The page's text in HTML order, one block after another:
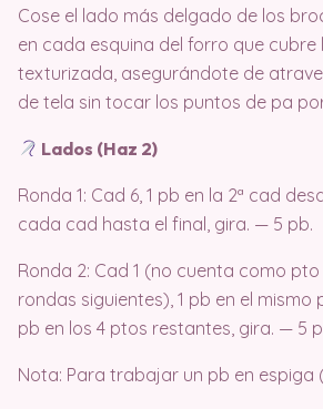
Cose el lado más delgado de los
en cada esquina del forro que cubre
texturizada, asegurándote de
de tela sin tocar los puntos de pa
Lados (Haz 2)
Ronda 1: Cad 6, 1 pb en la 2ª cad
cada cad hasta el final, gira. — 5 pb.
Ronda 2: Cad 1 (no cuenta como
rondas siguientes), 1 pb en el mismo
pb en los 4 ptos restantes, gira. — 5
Nota: Para trabajar un pb en espiga